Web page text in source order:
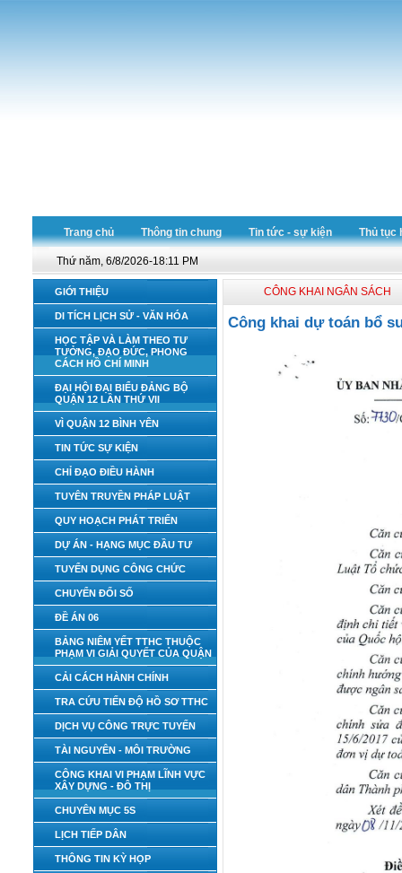
Trang chủ Thông tin chung Tin tức - sự kiện Thủ tục
Thứ năm, 6/8/2026-18:11 PM
GIỚI THIỆU
DI TÍCH LỊCH SỬ - VĂN HÓA
HỌC TẬP VÀ LÀM THEO TƯ
TƯỞNG, ĐẠO ĐỨC, PHONG
CÁCH HỒ CHÍ MINH
ĐẠI HỘI ĐẠI BIỂU ĐẢNG BỘ
QUẬN 12 LẦN THỨ VII
VÌ QUẬN 12 BÌNH YÊN
TIN TỨC SỰ KIỆN
CHỈ ĐẠO ĐIỀU HÀNH
TUYÊN TRUYỀN PHÁP LUẬT
QUY HOẠCH PHÁT TRIỂN
DỰ ÁN - HẠNG MỤC ĐẦU TƯ
TUYỂN DỤNG CÔNG CHỨC
CHUYỂN ĐỔI SỐ
ĐỀ ÁN 06
BẢNG NIÊM YẾT TTHC THUỘC
PHẠM VI GIẢI QUYẾT CỦA QUẬN
CẢI CÁCH HÀNH CHÍNH
TRA CỨU TIẾN ĐỘ HỒ SƠ TTHC
DỊCH VỤ CÔNG TRỰC TUYẾN
TÀI NGUYÊN - MÔI TRƯỜNG
CÔNG KHAI VI PHẠM LĨNH VỰC
XÂY DỰNG - ĐÔ THỊ
CHUYÊN MỤC 5S
LỊCH TIẾP DÂN
THÔNG TIN KỲ HỌP
CÔNG KHAI NGÂN SÁCH
Công khai dự toán bổ